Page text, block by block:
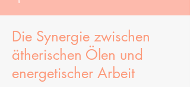
Die Synergie zwischen
ätherischen Ölen und
energetischer Arbeit